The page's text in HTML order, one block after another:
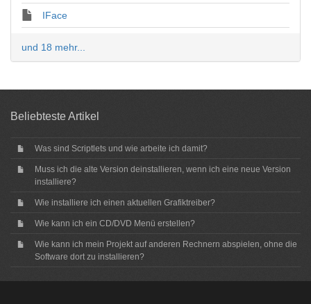
IFace
und 18 mehr...
Beliebteste Artikel
Was sind Scriptlets und wie arbeite ich damit?
Muss ich die alte Version deinstallieren, wenn ich eine neue Version
installiere?
Wie installiere ich einen aktuellen Grafiktreiber?
Wie kann ich ein CD/DVD Menü erstellen?
Wie kann ich mein Projekt auf anderen Rechnern abspielen, ohne die
Software dort zu installieren?